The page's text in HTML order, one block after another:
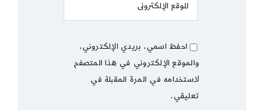
احفظ اسمي، بريدي الإلكتروني،
والموقع الإلكتروني في هذا المتصفح
لاستخدامه في المرة المقبلة في
تعليقي.